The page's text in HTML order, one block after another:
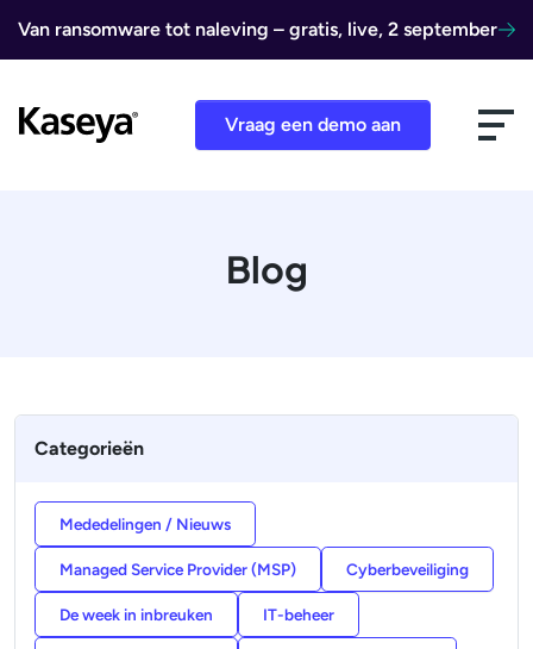
Van ransomware tot naleving – gratis, live, 2 september
Vraag een demo aan
Blog
Categorieën
Mededelingen / Nieuws
Managed Service Provider (MSP) Cyberbeveiliging
De week in inbreuken IT-beheer